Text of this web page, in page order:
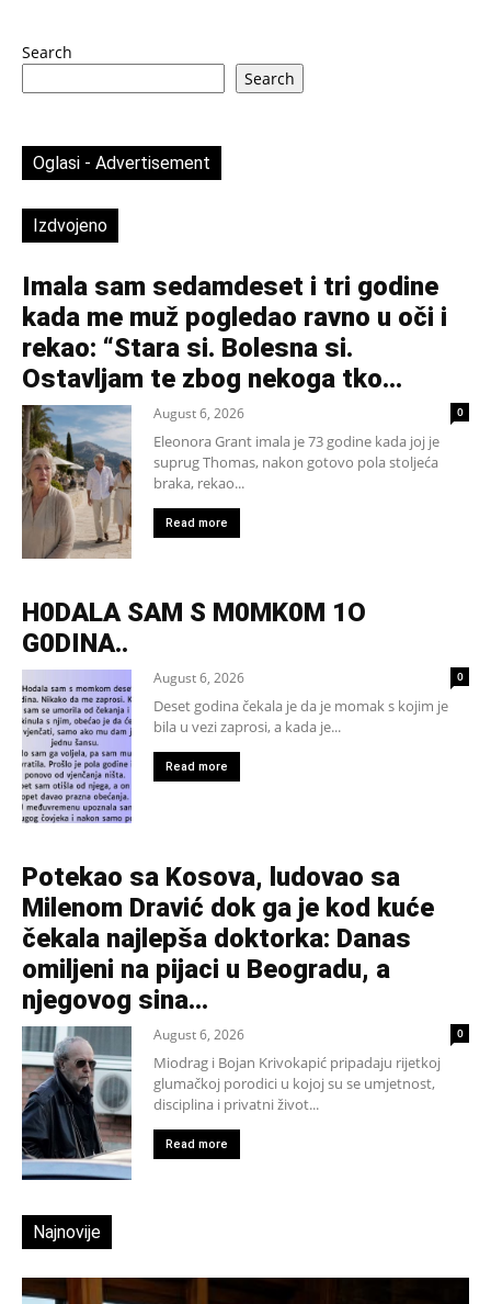
Search
Search
Oglasi - Advertisement
Izdvojeno
Imala sam sedamdeset i tri godine
kada me muž pogledao ravno u oči i
rekao: “Stara si. Bolesna si.
Ostavljam te zbog nekoga tko...
August 6, 2026 0
Eleonora Grant imala je 73 godine kada joj je
suprug Thomas, nakon gotovo pola stoljeća
braka, rekao...
Read more
H0DALA SAM S M0MK0M 1O
G0DINA..
August 6, 2026 0
Deset godina čekala je da je momak s kojim je
bila u vezi zaprosi, a kada je...
Read more
Potekao sa Kosova, ludovao sa
Milenom Dravić dok ga je kod kuće
čekala najlepša doktorka: Danas
omiljeni na pijaci u Beogradu, a
njegovog sina...
August 6, 2026 0
Miodrag i Bojan Krivokapić pripadaju rijetkoj
glumačkoj porodici u kojoj su se umjetnost,
disciplina i privatni život...
Read more
Najnovije